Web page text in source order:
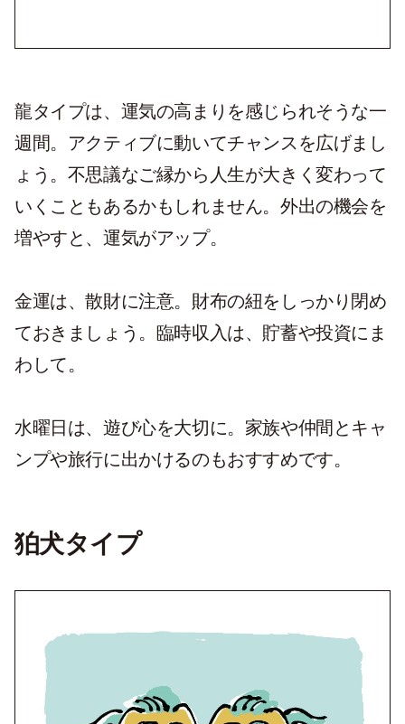
龍タイプは、運気の高まりを感じられそうな一
週間。アクティブに動いてチャンスを広げまし
ょう。不思議なご縁から人生が大きく変わって
いくこともあるかもしれません。外出の機会を
増やすと、運気がアップ。
金運は、散財に注意。財布の紐をしっかり閉め
ておきましょう。臨時収入は、貯蓄や投資にま
わして。
水曜日は、遊び心を大切に。家族や仲間とキャ
ンプや旅行に出かけるのもおすすめです。
狛犬タイプ